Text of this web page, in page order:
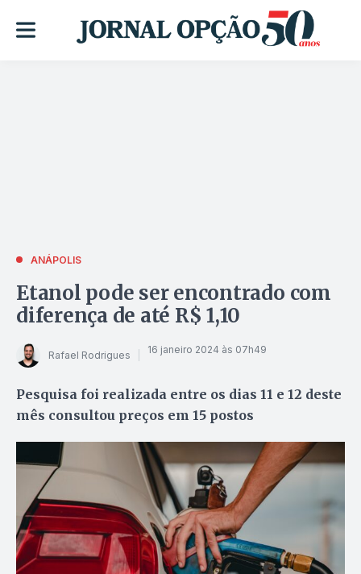
ANÁPOLIS
Etanol pode ser encontrado com
diferença de até R$ 1,10
Rafael Rodrigues 16 janeiro 2024 às 07h49
Pesquisa foi realizada entre os dias 11 e 12 deste
mês consultou preços em 15 postos